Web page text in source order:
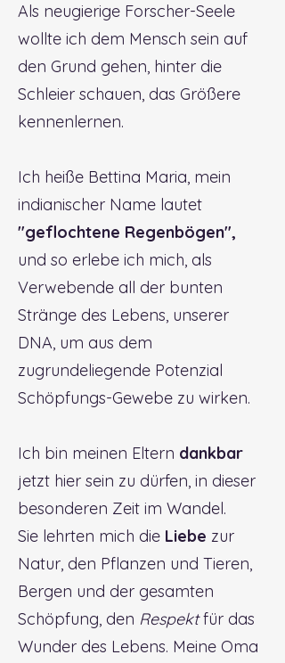
Als neugierige Forscher-Seele
wollte ich dem Mensch sein auf
den Grund gehen, hinter die
Schleier schauen, das Größere
kennenlernen.
Ich heiße Bettina Maria, mein
indianischer Name lautet
"geflochtene Regenbögen",
und so erlebe ich mich, als
Verwebende all der bunten
Stränge des Lebens, unserer
DNA, um aus dem
zugrundeliegende Potenzial
Schöpfungs-Gewebe zu wirken.
Ich bin meinen Eltern dankbar
jetzt hier sein zu dürfen, in dieser
besonderen Zeit im Wandel.
Sie lehrten mich die Liebe zur
Natur, den Pflanzen und Tieren,
Bergen und der gesamten
Schöpfung, den Respekt für das
Wunder des Lebens. Meine Oma